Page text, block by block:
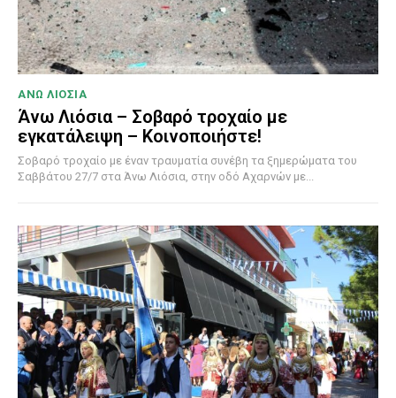
ΑΝΩ ΛΙΟΣΙΑ
Άνω Λιόσια – Σοβαρό τροχαίο με
εγκατάλειψη – Κοινοποιήστε!
Σοβαρό τροχαίο με έναν τραυματία συνέβη τα ξημερώματα του
Σαββάτου 27/7 στα Άνω Λιόσια, στην οδό Αχαρνών με...